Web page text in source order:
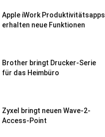
Apple iWork Produktivitätsapps
erhalten neue Funktionen
Brother bringt Drucker-Serie
für das Heimbüro
Zyxel bringt neuen Wave-2-
Access-Point